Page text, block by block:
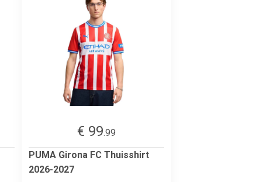
€ 99.99
PUMA Girona FC Thuisshirt
2026-2027